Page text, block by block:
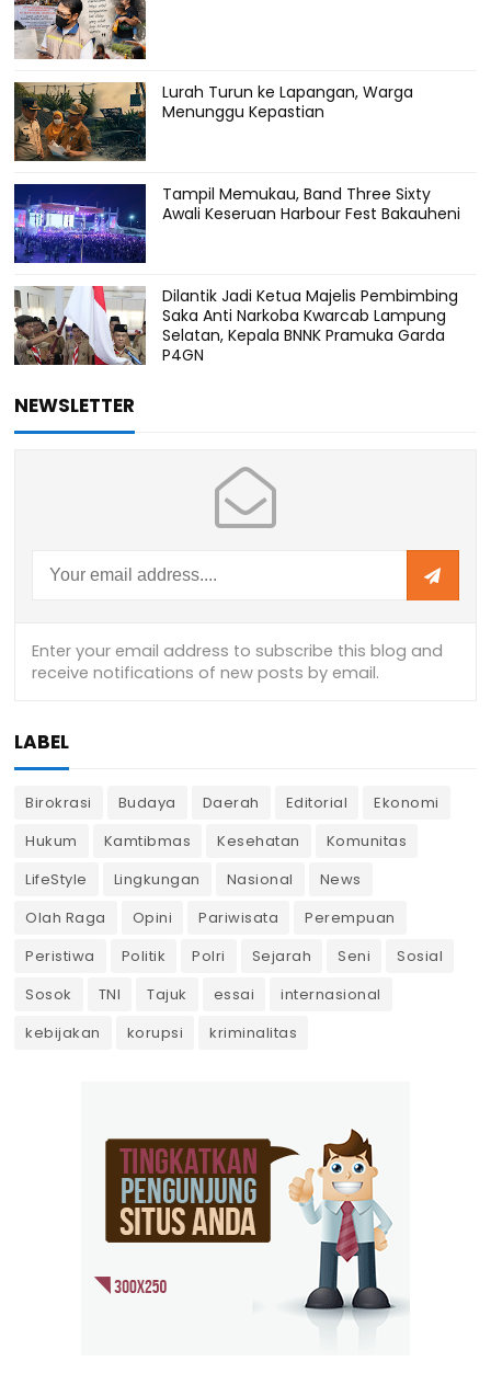
Lurah Turun ke Lapangan, Warga
Menunggu Kepastian
Tampil Memukau, Band Three Sixty
Awali Keseruan Harbour Fest Bakauheni
Dilantik Jadi Ketua Majelis Pembimbing
Saka Anti Narkoba Kwarcab Lampung
Selatan, Kepala BNNK Pramuka Garda
P4GN
NEWSLETTER
LABEL
Birokrasi Budaya Daerah Editorial
Ekonomi
Hukum
Kamtibmas Kesehatan
Komunitas
LifeStyle
Lingkungan Nasional
News
Olah Raga
Opini Pariwisata
Perempuan
Peristiwa
Politik Polri Sejarah Seni
Sosial
Sosok
TNI Tajuk essai
internasional
kebijakan
korupsi kriminalitas